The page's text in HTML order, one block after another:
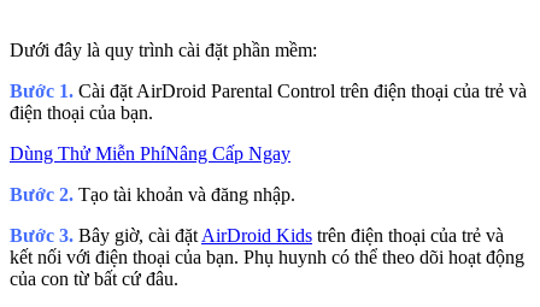
Dưới đây là quy trình cài đặt phần mềm:
Bước 1. Cài đặt AirDroid Parental Control trên điện thoại của trẻ và
điện thoại của bạn.
Dùng Thử Miễn PhíNâng Cấp Ngay
Bước 2. Tạo tài khoản và đăng nhập.
Bước 3. Bây giờ, cài đặt AirDroid Kids trên điện thoại của trẻ và
kết nối với điện thoại của bạn. Phụ huynh có thể theo dõi hoạt động
của con từ bất cứ đâu.